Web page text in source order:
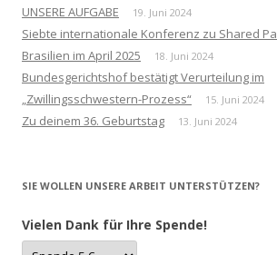
UNSERE AUFGABE 19. Juni 2024
Siebte internationale Konferenz zu Shared
Brasilien im April 2025
18. Juni 2024
Bundesgerichtshof bestätigt Verurteilung im
„Zwillingsschwestern-Prozess“
15. Juni 2024
Zu deinem 36. Geburtstag 13. Juni 2024
SIE WOLLEN UNSERE ARBEIT UNTERSTÜTZEN?
Vielen Dank für Ihre Spende!